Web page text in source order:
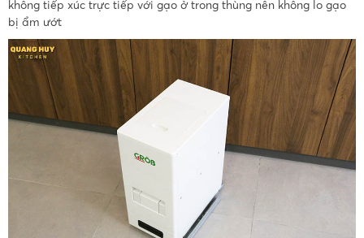
không tiếp xúc trực tiếp với gạo ở trong thùng nên không lo gạo
bị ẩm ướt